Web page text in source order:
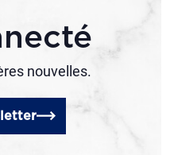
nouvelles.